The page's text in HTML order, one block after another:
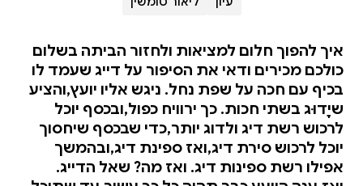
איך להפוך חלום למציאות ולחזור הביתה בשלום
כולכם מכירים ודאי את הסיפור על דייג שעמד לו
בכיף עם חכה על שפת נחל. ניגש אליו יועץ,והציע
שיָדוּג בשתי חכות. כך ירוויח כפול,ובכסף יוכל
לרכוש רשת דיג ולדוג יותר,כדי שבכסף שיחסוך
יוכל לרכוש סירת דיג,ואז ספינת דיג,ובהמשך
אפילו רשת ספינות דיג. ואז מה? שאל הדייג.